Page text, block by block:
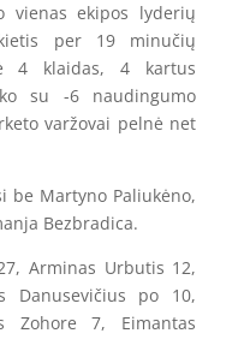
vienas ekipos lyderių
per 19 minučių
4 klaidas, 4 kartus
su -6 naudingumo
varžovai pelnė net
be Martyno Paliukėno,
Bezbradica.
Arminas Urbutis 12,
Danusevičius po 10,
Zohore 7, Eimantas